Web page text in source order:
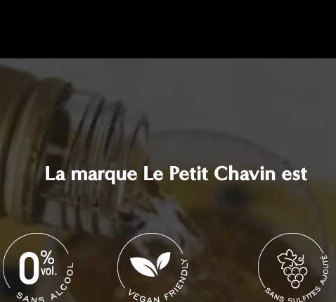
La marque Le Petit Chavin est